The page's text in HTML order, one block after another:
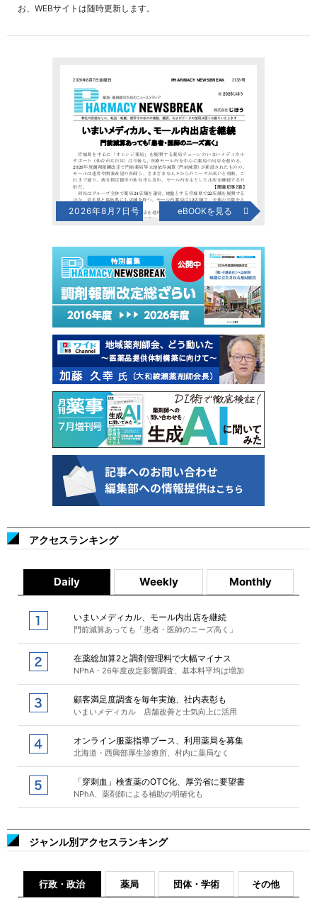
お、WEBサイトは随時更新します。
2026年8月7日号 eBOOKを見る
アクセスランキング
Daily Weekly Monthly
いまいメディカル、モール内出店を継続
門前減算あっても「患者・医師のニーズ高く」
在薬総加算2と調剤管理料で大幅マイナス
NPhA・26年度改定影響調査、基本料平均は増加
顧客満足度調査を毎年実施、社内表彰も
いまいメディカル 店舗改善と士気向上に活用
オンライン服薬指導ブース、利用薬局を募集
北海道・西興部厚生診療所、村内に薬局なく
「穿刺血」検査薬のOTC化、厚労省に要望書
NPhA、薬剤師による補助の明確化も
ジャンル別アクセスランキング
行政・政治 薬局 団体・学術 その他